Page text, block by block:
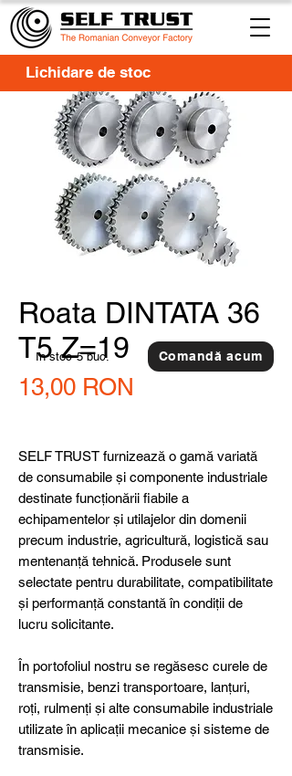
Roata DINTATA 36
T5 Z=19
13,00 RON
SELF TRUST furnizează o gamă variată
de consumabile și componente industriale
destinate funcționării fiabile a
echipamentelor și utilajelor din domenii
precum industrie, agricultură, logistică sau
mentenanță tehnică. Produsele sunt
selectate pentru durabilitate, compatibilitate
și performanță constantă în condiții de
lucru solicitante.
În portofoliul nostru se regăsesc curele de
transmisie, benzi transportoare, lanțuri,
roți, rulmenți și alte consumabile industriale
utilizate în aplicații mecanice și sisteme de
transmisie.
Lichidare de stoc
Comandă acum
In stoc 5 buc.